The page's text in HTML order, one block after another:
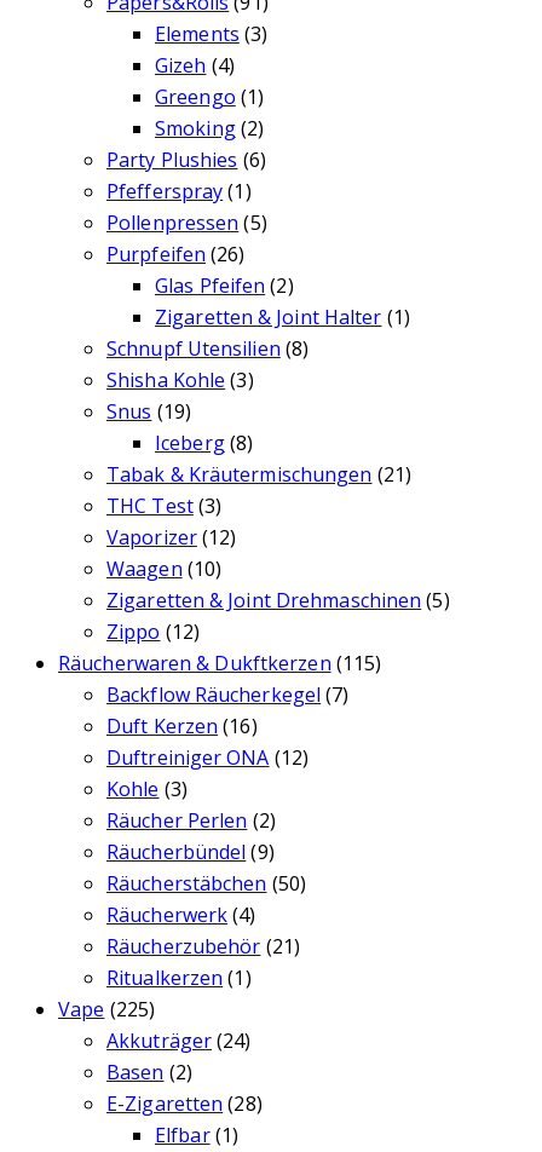
Elements (3)
Gizeh (4)
Greengo (1)
Smoking(2)
Party Plushies (6)
Pfefferspray(1)
Pollenpressen (5)
Purpfeifen (26)
Glas Pfeifen (2)
Zigaretten & Joint Halter (1)
Schnupf Utensilien (8)
Shisha Kohle (3)
Snus (19)
Iceberg(8)
Tabak & Kräutermischungen (21)
THC Test(3)
Vaporizer(12)
Waagen (10)
Zigaretten & Joint Drehmaschinen (5)
Zippo (12)
Räucherwaren & Dukftkerzen (115)
Backflow Räucherkegel (7)
Duft Kerzen (16)
Duftreiniger ONA (12)
Kohle (3)
Räucher Perlen (2)
Räucherbündel (9)
Räucherstäbchen (50)
Räucherwerk(4)
Räucherzubehör (21)
Ritualkerzen (1)
Vape (225)
Akkuträger(24)
Basen (2)
E-Zigaretten (28)
Elfbar(1)